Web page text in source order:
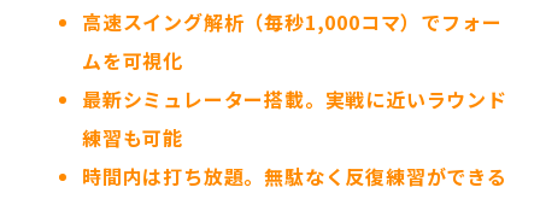
高速スイング解析（毎秒1,000コマ）でフォー
ムを可視化
最新シミュレーター搭載。実戦に近いラウンド
練習も可能
時間内は打ち放題。無駄なく反復練習ができる